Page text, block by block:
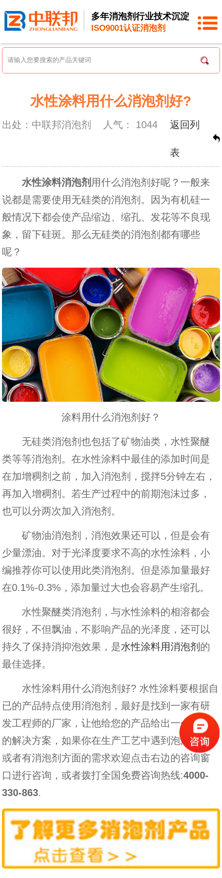
多年消泡剂行业技术沉淀
ISO9001认证消泡剂
水性涂料用什么消泡剂好?
出处：中联邦消泡剂 人气： 1044 返回列
表
水性涂料消泡剂 用什么消泡剂好呢？一般来
说都是需要使用无硅类的消泡剂。因为有机硅一
般情况下都会使产品缩边、缩孔、发花等不良现
象，留下硅斑。那么无硅类的消泡剂都有哪些
呢？
涂料用什么消泡剂好？
无硅类消泡剂也包括了矿物油类，水性聚醚
类等等消泡剂。在水性涂料中最佳的添加时间是
在加增稠剂之前，加入消泡剂，搅拌5分钟左右，
再加入增稠剂。若生产过程中的前期泡沫过多，
也可以分两次加入消泡剂。
矿物油消泡剂，消泡效果还可以，但是会有
少量漂油。对于光泽度要求不高的水性涂料，小
编推荐你可以使用此类消泡剂。但是添加量最好
在0.1%-0.3%，添加量过大也会容易产生缩孔。
水性聚醚类消泡剂，与水性涂料的相溶都会
很好，不但飘油，不影响产品的光泽度，还可以
持久了保持消抑泡效果，是水性涂料用消泡剂 的
最佳选择。
水性涂料用什么消泡剂好? 水性涂料要根据自
已的产品特点使用消泡剂，最好是找到一家有研
发工程师的厂家，让他给您的产品给出一个相应
的解决方案，如果你在生产工艺中遇到泡沫难题
或者有消泡剂方面的需求欢迎点击右边的咨询窗
口进行咨询，或者拨打全国免费咨询热线:4000-
330-863.